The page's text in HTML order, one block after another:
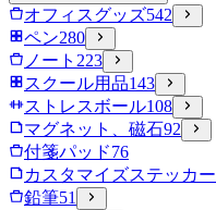
オフィスグッズ542
ペン280
ノート 223
スクール用品143
ストレスボール108
マグネット、磁石92
付箋パッド76
カスタマイズステッカー
鉛筆51